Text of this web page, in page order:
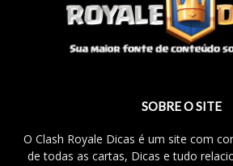
SOBRE O SITE
O Clash Royale Dicas é um site com
de todas as cartas, Dicas e tudo